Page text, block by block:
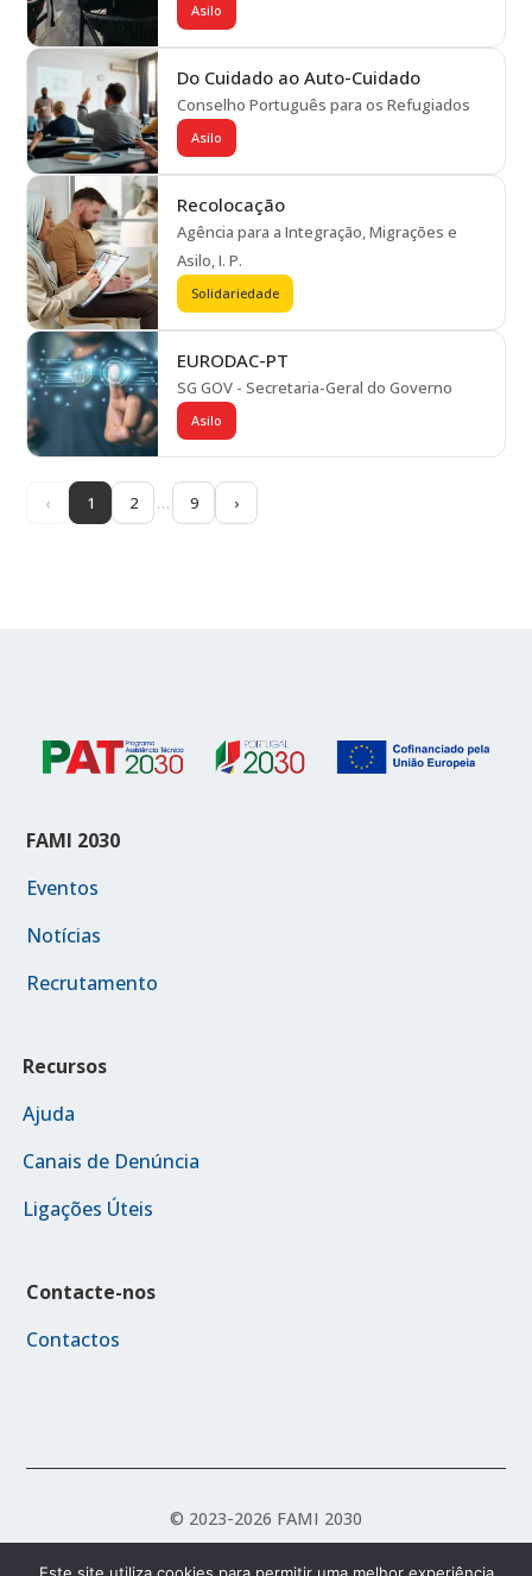
Asilo
Do Cuidado ao Auto-Cuidado
Conselho Português para os Refugiados
Asilo
Recolocação
Agência para a Integração, Migrações e
Asilo, I. P.
Solidariedade
EURODAC-PT
SG GOV - Secretaria-Geral do Governo
Asilo
‹ 1 2 … 9 ›
FAMI 2030
Eventos
Notícias
Recrutamento
Recursos
Ajuda
Canais de Denúncia
Ligações Úteis
Contacte-nos
Contactos
© 2023-2026 FAMI 2030